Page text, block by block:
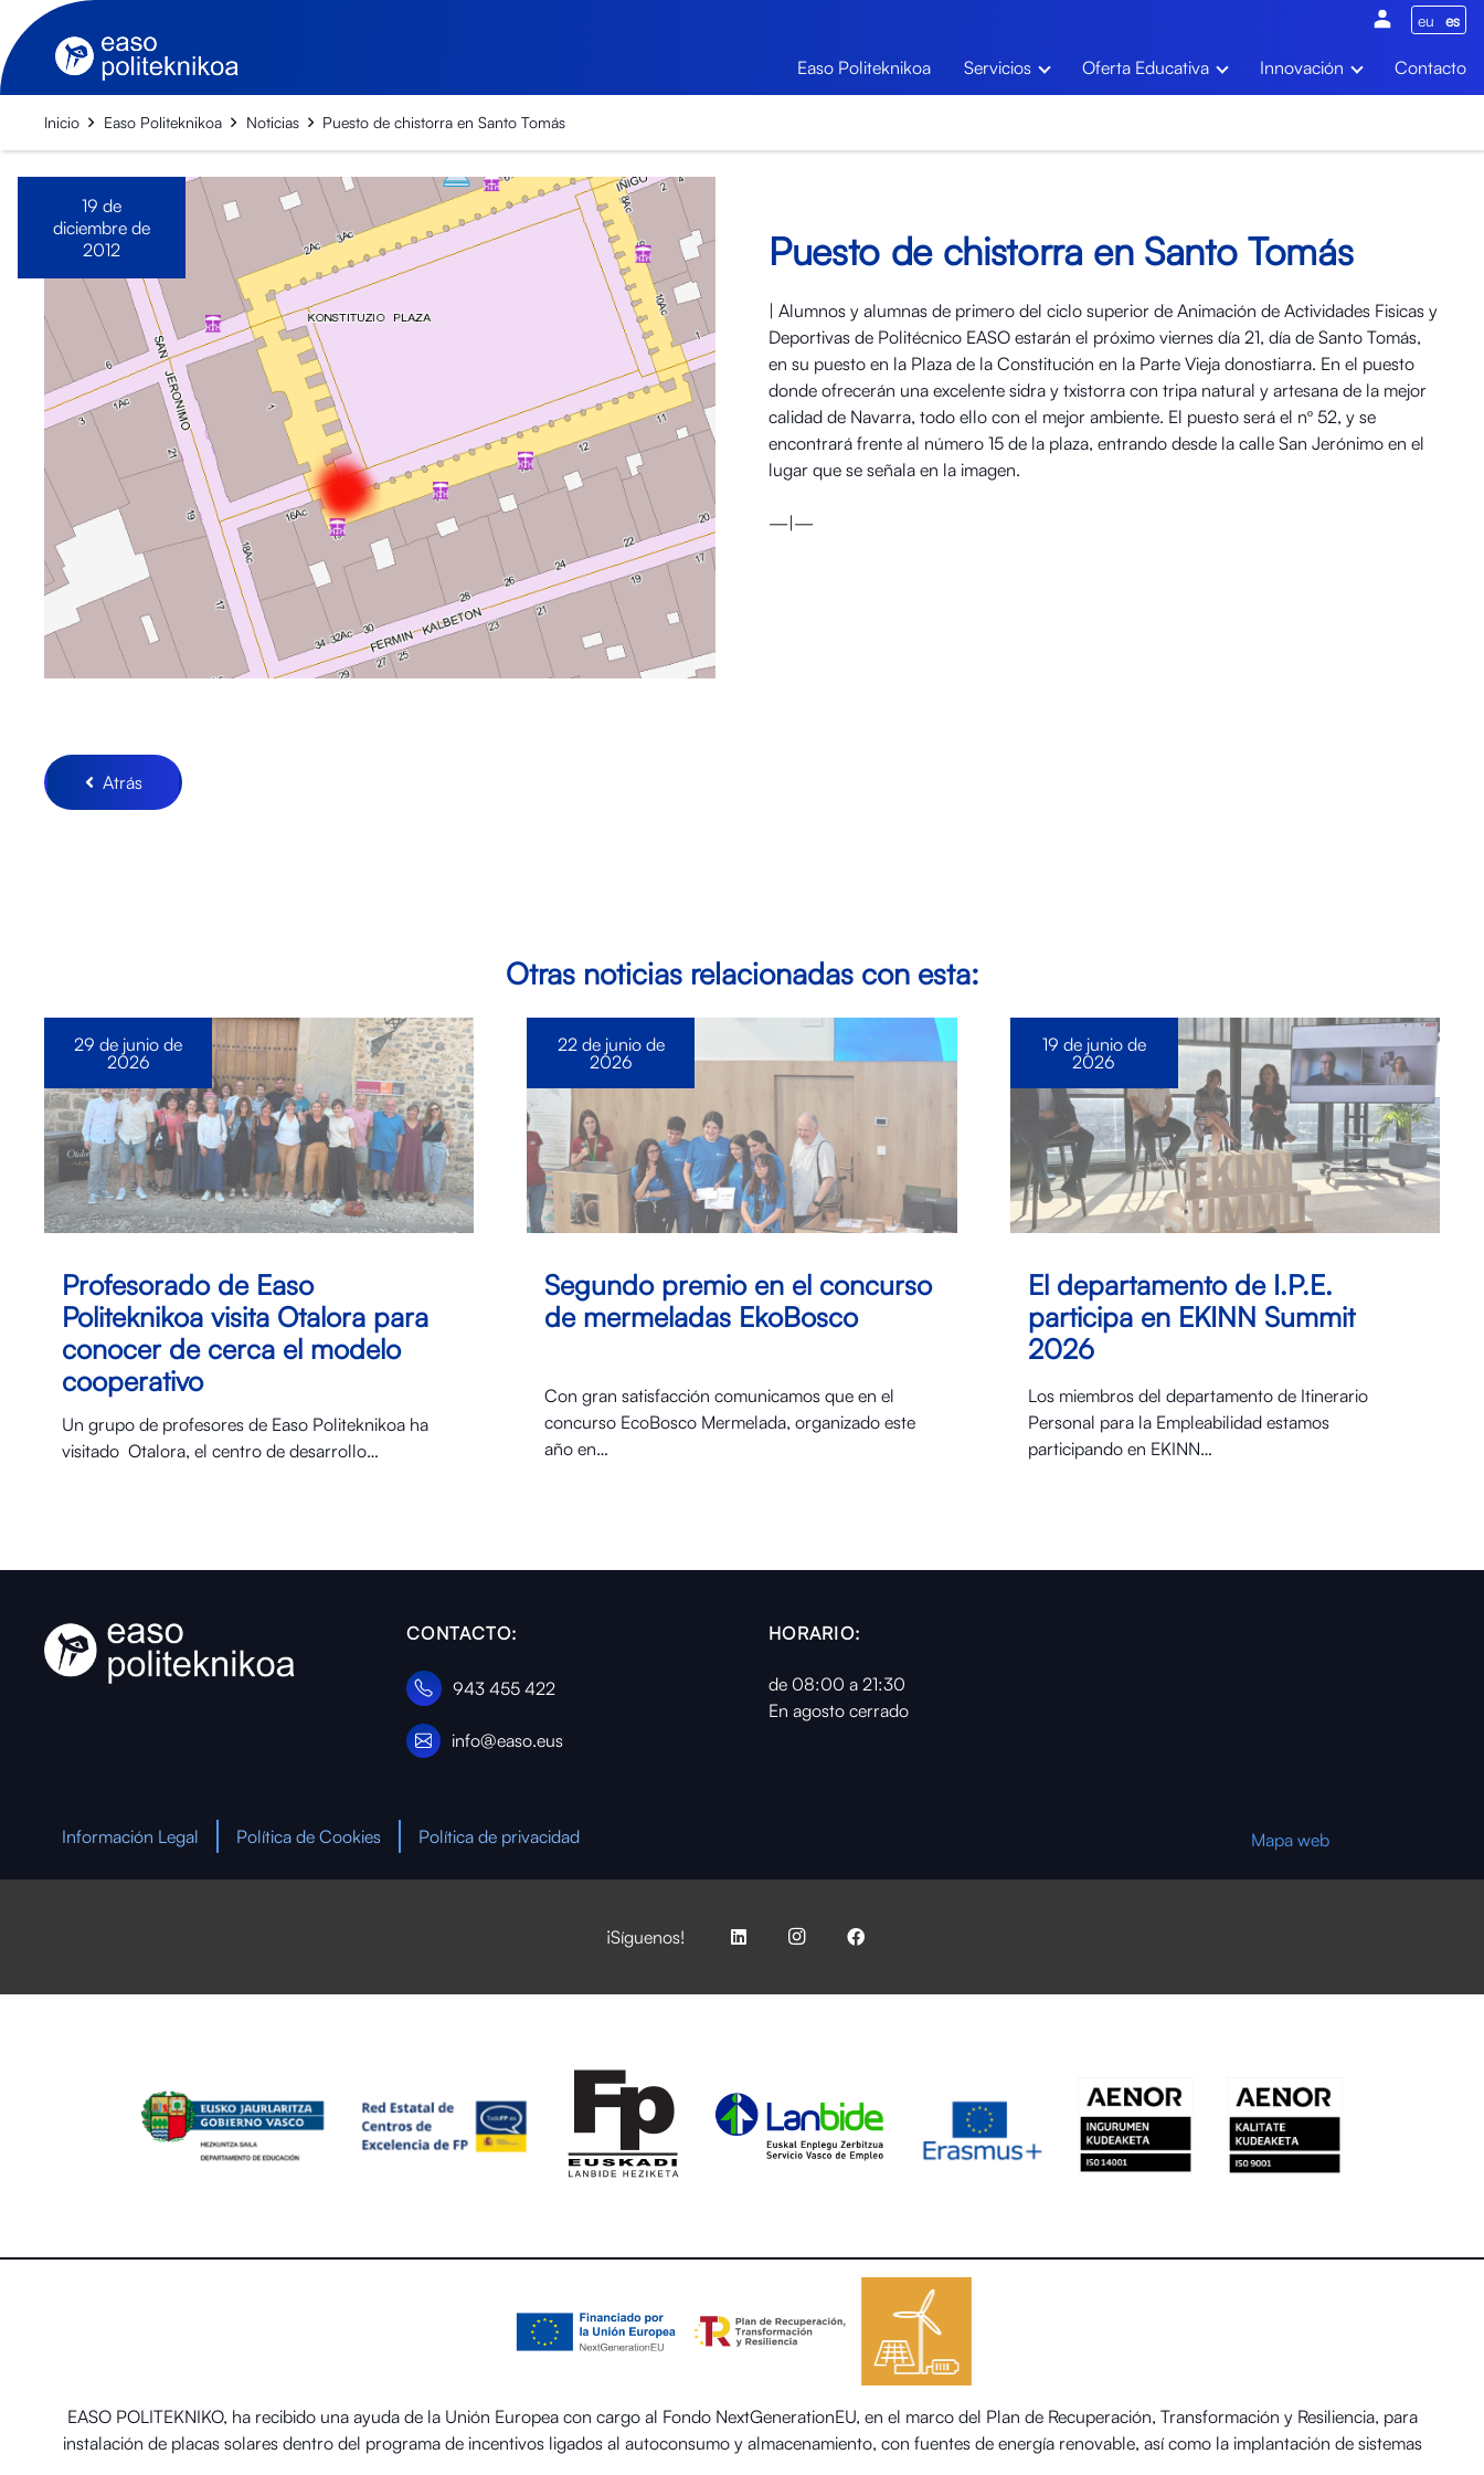
eu es
Easo Politeknikoa Servicios Oferta Educativa Innovación Contacto
Inicio Easo Politeknikoa Noticias Puesto de chistorra en Santo Tomás
19 de
diciembre de
2012
Puesto de chistorra en Santo Tomás
| Alumnos y alumnas de primero del ciclo superior de Animación de Actividades Fisicas y
Deportivas de Politécnico EASO estarán el próximo viernes día 21, día de Santo Tomás,
en su puesto en la Plaza de la Constitución en la Parte Vieja donostiarra. En el puesto
donde ofrecerán una excelente sidra y txistorra con tripa natural y artesana de la mejor
calidad de Navarra, todo ello con el mejor ambiente. El puesto será el nº 52, y se
encontrará frente al número 15 de la plaza, entrando desde la calle San Jerónimo en el
lugar que se señala en la imagen.
—|—
Atrás
Otras noticias relacionadas con esta:
Profesorado de Easo
Politeknikoa visita Otalora para
conocer de cerca el modelo
cooperativo
Un grupo de profesores de Easo Politeknikoa ha
visitado Otalora⁠, el centro de desarrollo…
29 de junio de
2026
Segundo premio en el concurso
de mermeladas EkoBosco
Con gran satisfacción comunicamos que en el
concurso EcoBosco Mermelada, organizado este
año en…
22 de junio de
2026
El departamento de I.P.E.
participa en EKINN Summit
2026
Los miembros del departamento de Itinerario
Personal para la Empleabilidad estamos
participando en EKINN…
19 de junio de
2026
CONTACTO:
943 455 422
info@easo.eus
HORARIO:
de 08:00 a 21:30
En agosto cerrado
Información Legal Política de Cookies Política de privacidad Mapa web
¡Síguenos!
EASO POLITEKNIKO, ha recibido una ayuda de la Unión Europea con cargo al Fondo NextGenerationEU, en el marco del Plan de Recuperación, Transformación y Resiliencia, para
instalación de placas solares dentro del programa de incentivos ligados al autoconsumo y almacenamiento, con fuentes de energía renovable, así como la implantación de sistemas